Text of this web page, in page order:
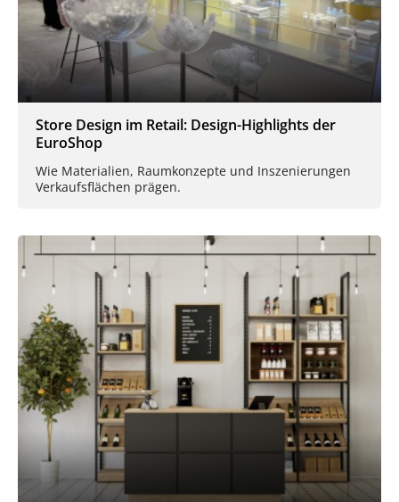
Store Design im Retail: Design-Highlights der
EuroShop
Wie Materialien, Raumkonzepte und Inszenierungen
Verkaufsflächen prägen.